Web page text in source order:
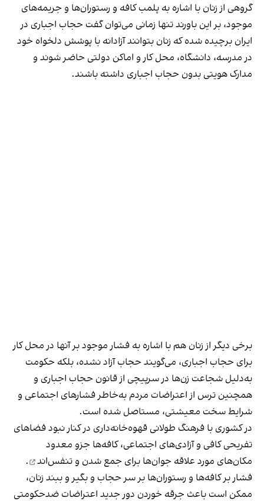
گروهی از زنان با اشاره به پلمب کافه و رستوران‌ها و جریمه‌های
موجود، بر این باورند تنها زمانی می‌توان گفت حجاب اجباری در
ایران برچیده شده که زنان بتوانند آزادانه با پوشش دلخواه خود
در مدرسه، دانشگاه، محل کار و اماکن دولتی حاضر شوند و
مدارک هویتی بدون حجاب اجباری داشته باشند.
برخی دیگر از زنان هم با اشاره به فشار موجود بر آنها در محل کار
برای حجاب اجباری، می‌گویند حجاب آزاد نشده، بلکه حکومت
به‌دلیل شجاعت زن‌ها در سرپیچی از قانون حجاب اجباری و
همچنین ترس از اعتراضات مردم به‌خاطر فشارهای اجتماعی و
شرایط سخت معیشتی، مستاصل شده است.
در کشوری با فرهنگ طولانی قهوه‌‌خانه‌داری در کنار نبود فضاهای
تفریحی کافی و آزادی‌های اجتماعی، کافه‌ها جزو معدود
مکان‌های مورد علاقه جوان‌ها برای جمع شدن و تنفس‌اند
.
فشار بر کافه‌ها و رستوران‌ها بر سر حجاب و بگیر و ببند زنان،
ممکن است باعث جرقه خوردن دور جدید اعتراضات ضدحکومتی